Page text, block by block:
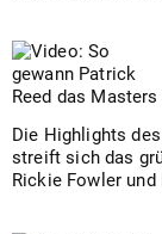
Die Highlights
streift sich das
Rickie Fowler und